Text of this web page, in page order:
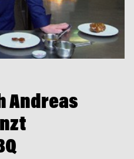
Andreas